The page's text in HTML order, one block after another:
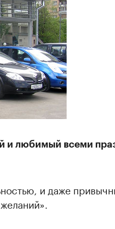
и любимый всеми
и даже